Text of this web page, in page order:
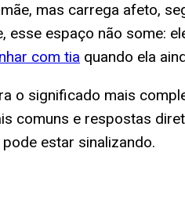
mas carrega afeto,
esse espaço não some:
com tia quando ela
o significado mais
comuns e respostas
estar sinalizando.